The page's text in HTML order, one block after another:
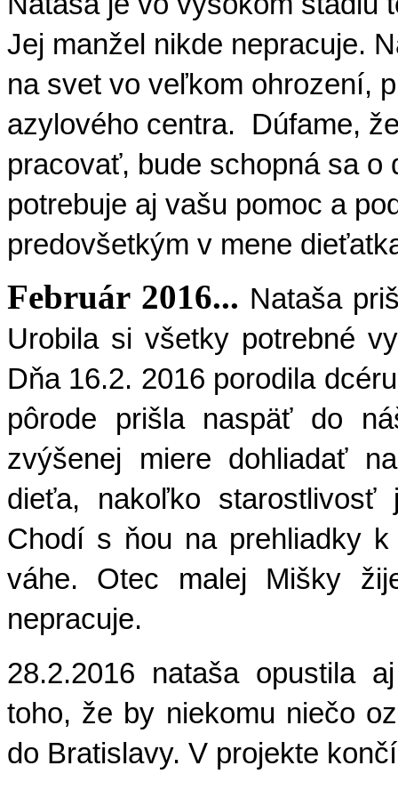
Jej manžel nikde nepracuje.
na svet vo veľkom ohrození,
azylového centra.
Dúfame,
pracovať, bude schopná sa
potrebuje aj vašu pomoc a
predovšetkým v mene
Február 2016... Nataša
Urobila si všetky potrebné
Dňa 16.2. 2016 porodila
pôrode prišla naspäť do
zvýšenej miere dohliadať
dieťa, nakoľko
Chodí s ňou na prehliadky
váhe. Otec malej Mišky
nepracuje.
28.2.2016 nataša opustila
toho, že by niekomu niečo
do Bratislavy. V projekte